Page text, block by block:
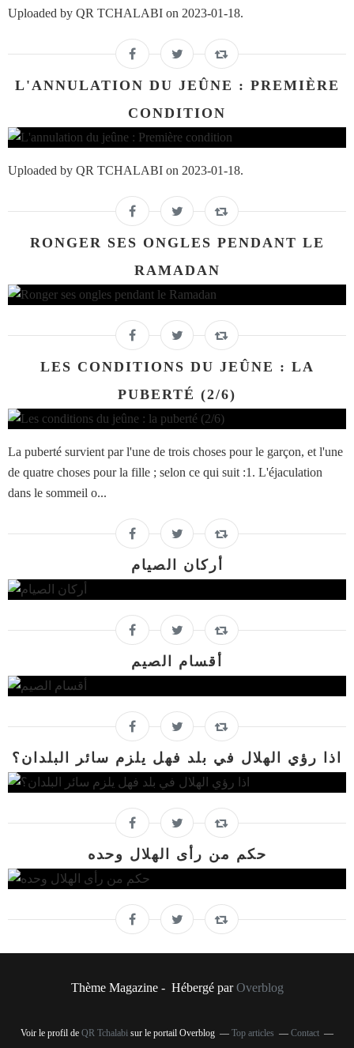
Uploaded by QR TCHALABI on 2023-01-18.
L'ANNULATION DU JEÛNE : PREMIÈRE
CONDITION
Uploaded by QR TCHALABI on 2023-01-18.
RONGER SES ONGLES PENDANT LE
RAMADAN
LES CONDITIONS DU JEÛNE : LA
PUBERTÉ (2/6)
La puberté survient par l'une de trois choses pour le garçon, et l'une
de quatre choses pour la fille ; selon ce qui suit :1. L'éjaculation
dans le sommeil o...
أركان الصيام
أقسام الصيم
اذا رؤي الهلال في بلد فهل يلزم سائر البلدان؟
حكم من رأى الهلال وحده
Thème Magazine - Hébergé parOverblog
Voir le profil de QR Tchalabi sur le portail Overblog Top articles
Contact